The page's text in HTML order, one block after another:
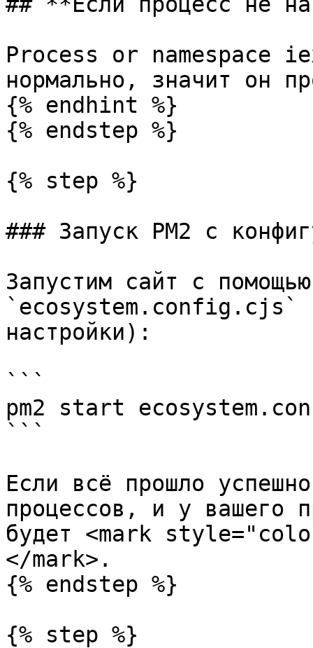
Process or namespace
нормально, значит он
{% endhint %}
{% endstep %}
{% step %}
### Запуск PM2 с
Запустим сайт с
`ecosystem.config.cjs`
настройки):
```
pm2 start
```
Если всё прошло
процессов, и у вашего
будет <mark
</mark>.
{% endstep %}
{% step %}